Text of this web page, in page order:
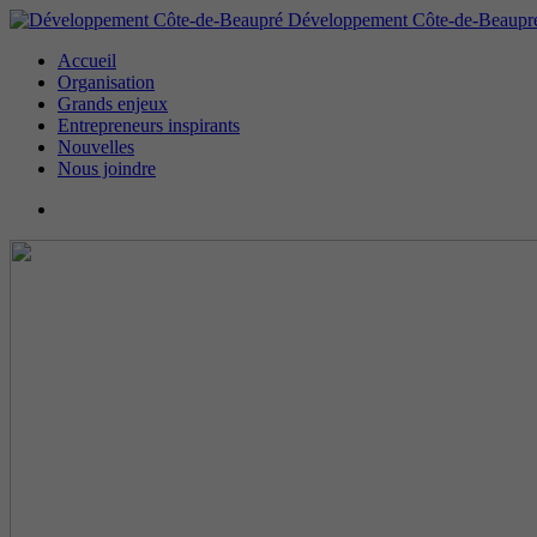
Développement Côte-de-
Accueil
Organisation
Grands enjeux
Entrepreneurs inspirants
Nouvelles
Nous joindre